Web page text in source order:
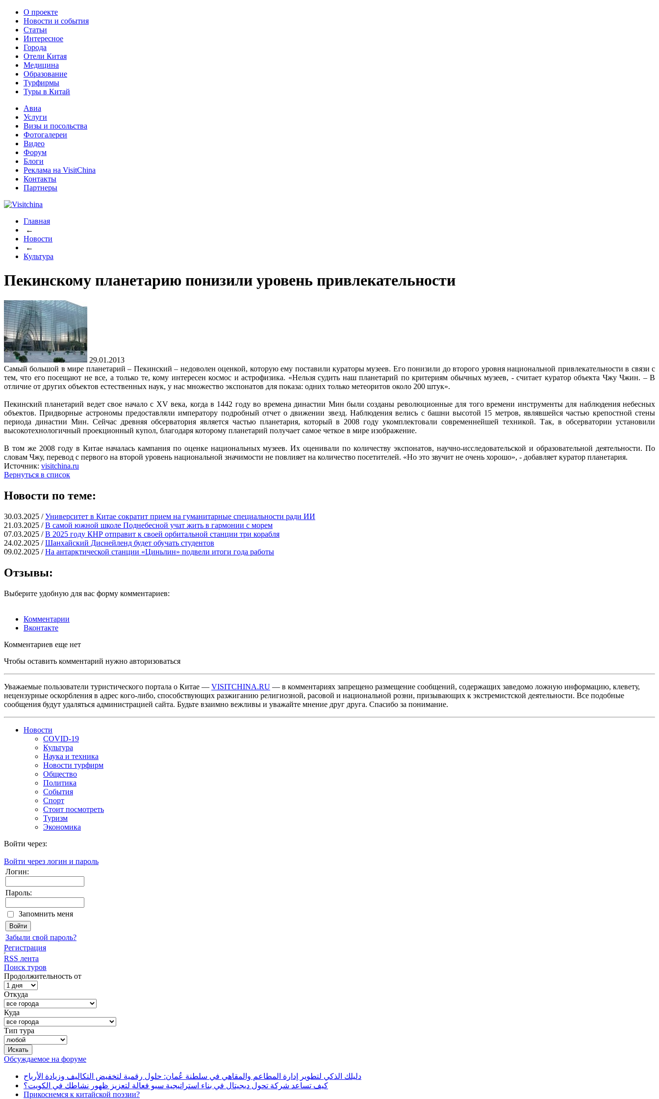
О проекте
Новости и события
Статьи
Интересное
Города
Отели Китая
Медицина
Образование
Турфирмы
Туры в Китай
Авиа
Услуги
Визы и посольства
Фотогалереи
Видео
Форум
Блоги
Реклама на VisitChina
Контакты
Партнеры
Главная
←
Новости
←
Культура
Пекинскому планетарию понизили уровень привлекательности
29.01.2013
Самый большой в мире планетарий – Пекинский – недоволен оценкой, которую ему поставили кураторы музеев. Его понизили до второго уровня национальной привлекательности в связи с
тем, что его посещают не все, а только те, кому интересен космос и астрофизика. «Нельзя судить наш планетарий по критериям обычных музеев, - считает куратор объекта Чжу Чжин. – В
отличие от других объектов естественных наук, у нас множество экспонатов для показа: одних только метеоритов около 200 штук».
Пекинский планетарий ведет свое начало с XV века, когда в 1442 году во времена династии Мин были созданы революционные для того времени инструменты для наблюдения небесных
объектов. Придворные астрономы предоставляли императору подробный отчет о движении звезд. Наблюдения велись с башни высотой 15 метров, являвшейся частью крепостной стены
периода династии Мин. Сейчас древняя обсерватория является частью планетария, который в 2008 году укомплектовали современнейшей техникой. Так, в обсерватории установили
высокотехнологичный проекционный купол, благодаря которому планетарий получает самое четкое в мире изображение.
В том же 2008 году в Китае началась кампания по оценке национальных музеев. Их оценивали по количеству экспонатов, научно-исследовательской и образовательной деятельности. По
словам Чжу, перевод с первого на второй уровень национальной значимости не повлияет на количество посетителей. «Но это звучит не очень хорошо», - добавляет куратор планетария.
Источник: visitchina.ru
Вернуться в список
Новости по теме:
30.03.2025 /Университет в Китае сократит прием на гуманитарные специальности ради ИИ
21.03.2025 /В самой южной школе Поднебесной учат жить в гармонии с морем
07.03.2025 /В 2025 году КНР отправит к своей орбитальной станции три корабля
24.02.2025 /Шанхайский Диснейленд будет обучать студентов
09.02.2025 /На антарктической станции «Циньлин» подвели итоги года работы
Отзывы:
Выберите удобную для вас форму комментариев:
Комментарии
Вконтакте
Комментариев еще нет
Чтобы оставить комментарий нужно авторизоваться
Уважаемые пользователи туристического портала о Китае — VISITCHINA.RU — в комментариях запрещено размещение сообщений, содержащих заведомо ложную информацию, клевету,
нецензурные оскорбления в адрес кого-либо, способствующих разжиганию религиозной, расовой и национальной розни, призывающих к экстремистской деятельности. Все подобные
сообщения будут удаляться администрацией сайта. Будьте взаимно вежливы и уважайте мнение друг друга. Спасибо за понимание.
Новости
COVID-19
Культура
Наука и техника
Новости турфирм
Общество
Политика
События
Спорт
Стоит посмотреть
Туризм
Экономика
Войти через:
Войти через логин и пароль
Логин:
Пароль:
Запомнить меня
Забыли свой пароль?
Регистрация
RSS лента
Поиск туров
Продолжительность от
Откуда
Куда
Тип тура
Обсуждаемое на форуме
دليلك الذكي لتطوير إدارة المطاعم والمقاهي في سلطنة عُمان: حلول رقمية لتخفيض التكاليف وزيادة الأرباح
كيف تساعد شركة تحول ديجيتال في بناء استراتيجية سيو فعالة لتعزيز ظهور نشاطك في الكويت؟
Прикоснемся к китайской поэзии?